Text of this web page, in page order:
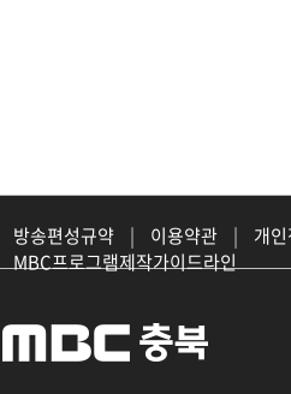
방송편성규약 | 이용약관 | 개
MBC프로그램제작가이드라인